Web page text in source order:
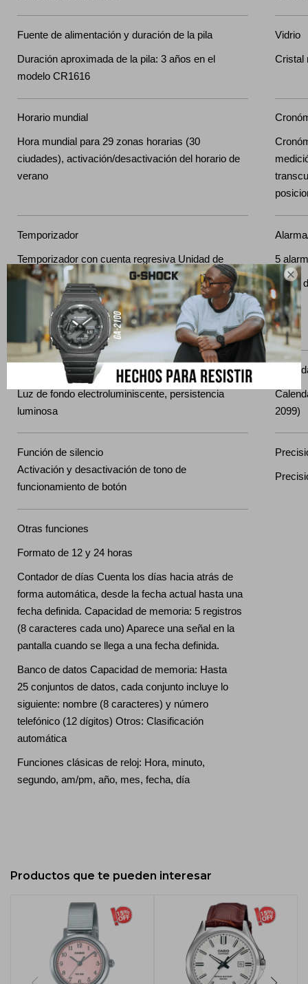

Fuente de alimentación y duración de la pila
Duración aproximada de la pila: 3 años en el
modelo CR1616
Vidrio
Cristal
Horario mundial
Hora mundial para 29 zonas horarias (30
ciudades), activación/desactivación del horario de
verano
Temporizador
Temporizador con cuenta regresiva Unidad de
medición: 1 segundo Rango de cuenta regresiva:
24 horas Rango de ajuste de tiempo inicial de
cuenta regresiva: de 1 minuto a 24 horas
(incrementos de 1 minuto y de 1 hora)
5
Señal
Iluminación
Luz de fondo electroluminiscente, persistencia
luminosa
2099)
Función de silencio
Activación y desactivación de tono de
funcionamiento de botón
Otras funciones
Formato de 12 y 24 horas
Contador de días Cuenta los días hacia atrás de
forma automática, desde la fecha actual hasta una
fecha definida. Capacidad de memoria: 5 registros
(8 caracteres cada uno) Aparece una señal en la
pantalla cuando se llega a una fecha definida.
Banco de datos Capacidad de memoria: Hasta
25 conjuntos de datos, cada conjunto incluye lo
siguiente: nombre (8 caracteres) y número
telefónico (12 dígitos) Otros: Clasificación
automática
Funciones clásicas de reloj: Hora, minuto,
segundo, am/pm, año, mes, fecha, día
Productos que te pueden interesar